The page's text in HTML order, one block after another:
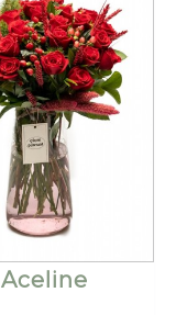
Aceline